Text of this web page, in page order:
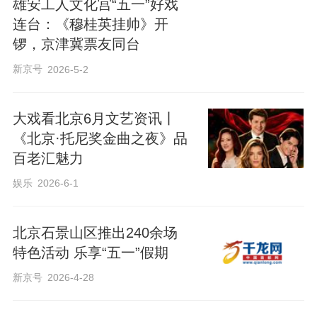
雄安工人文化宫“五一”好戏
连台：《穆桂英挂帅》开
锣，京津冀票友同台
新京号 2026-5-2
大戏看北京6月文艺资讯丨
《北京·托尼奖金曲之夜》品
百老汇魅力
娱乐 2026-6-1
北京石景山区推出240余场
特色活动 乐享“五一”假期
新京号 2026-4-28